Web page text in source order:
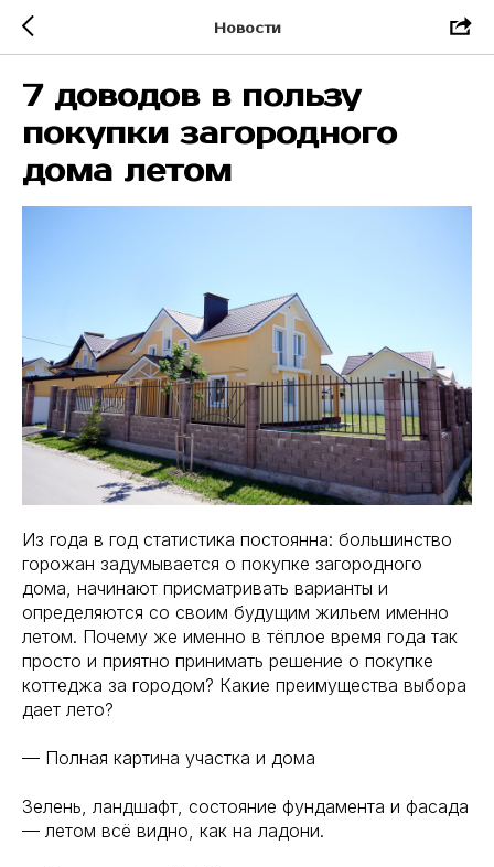
Новости
7 доводов в пользу
покупки загородного
дома летом
Из года в год статистика постоянна: большинство
горожан задумывается о покупке загородного
дома, начинают присматривать варианты и
определяются со своим будущим жильем именно
летом. Почему же именно в тёплое время года так
просто и приятно принимать решение о покупке
коттеджа за городом? Какие преимущества выбора
дает лето?
— Полная картина участка и дома
Зелень, ландшафт, состояние фундамента и фасада
— летом всё видно, как на ладони.